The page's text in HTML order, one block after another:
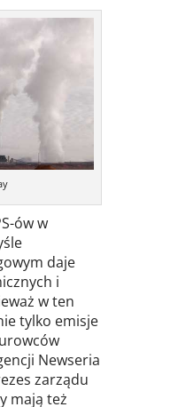
ów w
daje
i
w ten
tylko emisje
Newseria
zarządu
mają też